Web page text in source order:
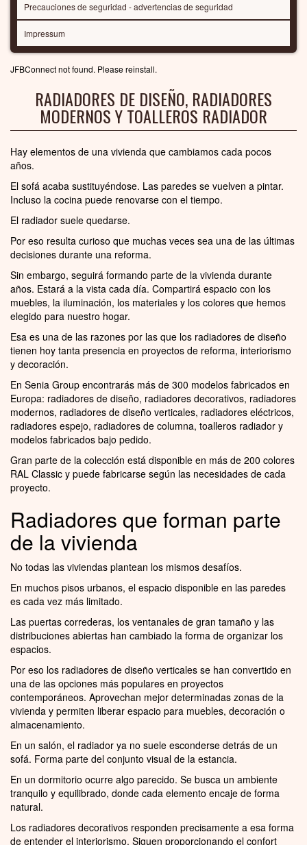
Precauciones de seguridad - advertencias de seguridad
Impressum
JFBConnect not found. Please reinstall.
RADIADORES DE DISEÑO, RADIADORES
MODERNOS Y TOALLEROS RADIADOR
Hay elementos de una vivienda que cambiamos cada pocos
años.
El sofá acaba sustituyéndose. Las paredes se vuelven a pintar.
Incluso la cocina puede renovarse con el tiempo.
El radiador suele quedarse.
Por eso resulta curioso que muchas veces sea una de las últimas
decisiones durante una reforma.
Sin embargo, seguirá formando parte de la vivienda durante
años. Estará a la vista cada día. Compartirá espacio con los
muebles, la iluminación, los materiales y los colores que hemos
elegido para nuestro hogar.
Esa es una de las razones por las que los radiadores de diseño
tienen hoy tanta presencia en proyectos de reforma, interiorismo
y decoración.
En Senia Group encontrarás más de 300 modelos fabricados en
Europa: radiadores de diseño, radiadores decorativos, radiadores
modernos, radiadores de diseño verticales, radiadores eléctricos,
radiadores espejo, radiadores de columna, toalleros radiador y
modelos fabricados bajo pedido.
Gran parte de la colección está disponible en más de 200 colores
RAL Classic y puede fabricarse según las necesidades de cada
proyecto.
Radiadores que forman parte
de la vivienda
No todas las viviendas plantean los mismos desafíos.
En muchos pisos urbanos, el espacio disponible en las paredes
es cada vez más limitado.
Las puertas correderas, los ventanales de gran tamaño y las
distribuciones abiertas han cambiado la forma de organizar los
espacios.
Por eso los radiadores de diseño verticales se han convertido en
una de las opciones más populares en proyectos
contemporáneos. Aprovechan mejor determinadas zonas de la
vivienda y permiten liberar espacio para muebles, decoración o
almacenamiento.
En un salón, el radiador ya no suele esconderse detrás de un
sofá. Forma parte del conjunto visual de la estancia.
En un dormitorio ocurre algo parecido. Se busca un ambiente
tranquilo y equilibrado, donde cada elemento encaje de forma
natural.
Los radiadores decorativos responden precisamente a esa forma
de entender el interiorismo. Siguen proporcionando el confort